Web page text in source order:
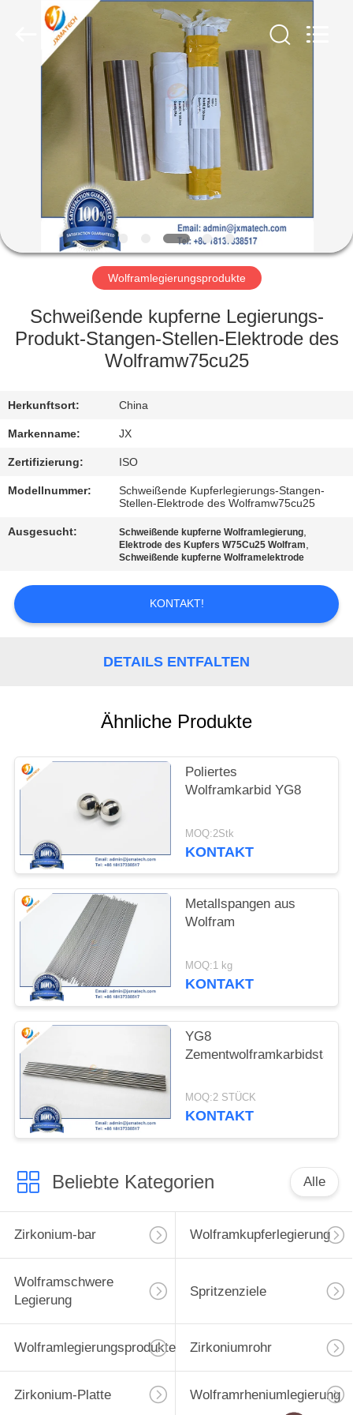
HAUS
PRODUKTE
FABRIK-
AUSFLUG
TRETEN
UNS
IN
VERBINDUNG
NACHRICHTEN
FORDERN
PRIVACY
POLICY
Wolframlegierungsprodukte
Schweißende kupferne Legierungs-
Produkt-Stangen-Stellen-Elektrode des
Wolframw75cu25
Herkunftsort: China
Markenname: JX
Zertifizierung: ISO
Modellnummer:
Schweißende Kupferlegierungs-Stangen-
Stellen-Elektrode des Wolframw75cu25
Ausgesucht: Schweißende kupferne Wolframlegierung,
Elektrode des Kupfers W75Cu25 Wolfram,
Schweißende kupferne Wolframelektrode
KONTAKT!
DETAILS ENTFALTEN
Ähnliche Produkte
Poliertes
Wolframkarbid YG8
MOQ:2Stk
KONTAKT
Metallspangen aus
Wolfram
MOQ:1 kg
KONTAKT
YG8
Zementwolframkarbidstange
MOQ:2 STÜCK
KONTAKT
Beliebte Kategorien Alle
Zirkonium-bar Wolframkupferlegierung
Wolframschwere
Legierung
Spritzenziele
Wolframlegierungsprodukte Zirkoniumrohr
Zirkonium-Platte Wolframrheniumlegierung